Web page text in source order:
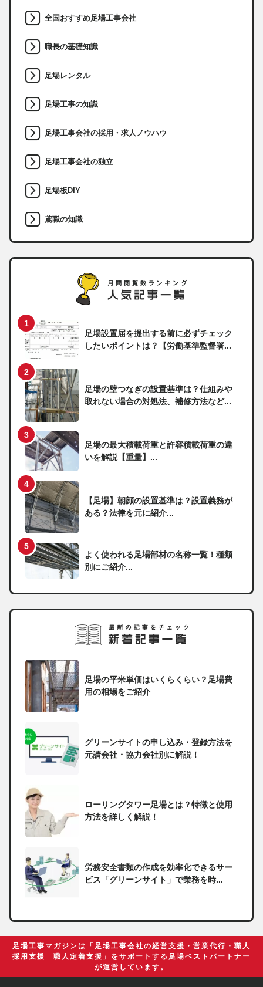
全国おすすめ足場工事会社
職長の基礎知識
足場レンタル
足場工事の知識
足場工事会社の採用・求人ノウハウ
足場工事会社の独立
足場板DIY
鳶職の知識
足場設置届を提出する前に必ずチェック
したいポイントは？【労働基準監督署...
足場の壁つなぎの設置基準は？仕組みや
取れない場合の対処法、補修方法など...
足場の最大積載荷重と許容積載荷重の違
いを解説【重量】...
【足場】朝顔の設置基準は？設置義務が
ある？法律を元に紹介...
よく使われる足場部材の名称一覧！種類
別にご紹介...
足場の平米単価はいくらくらい？足場費
用の相場をご紹介
グリーンサイトの申し込み・登録方法を
元請会社・協力会社別に解説！
ローリングタワー足場とは？特徴と使用
方法を詳しく解説！
労務安全書類の作成を効率化できるサー
ビス「グリーンサイト」で業務を時...
届いたらどうしたらいい？
足場工事マガジンは「足場工事会社の経営支援・営業代行・職人
採用支援 職人定着支援」をサポートする足場ベストパートナー
が運営しています。